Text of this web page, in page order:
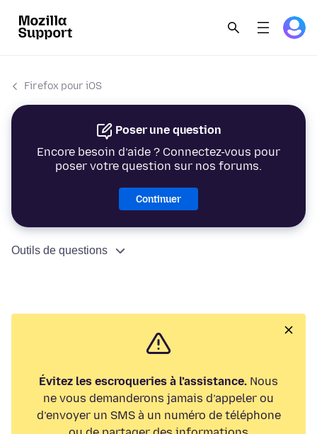
Firefox pour iOS
Poser une question
Encore besoin d’aide ? Connectez-vous pour
poser votre question sur nos forums.
Continuer
Outils de questions
Évitez les escroqueries à l’assistance. Nous
ne vous demanderons jamais d’appeler ou
d’envoyer un SMS à un numéro de téléphone